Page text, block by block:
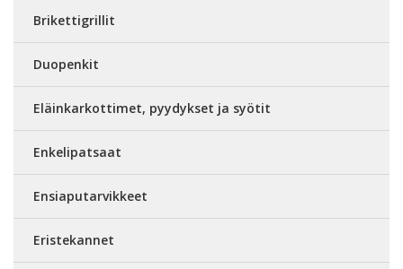
Brikettigrillit
Duopenkit
Eläinkarkottimet, pyydykset ja syötit
Enkelipatsaat
Ensiaputarvikkeet
Eristekannet